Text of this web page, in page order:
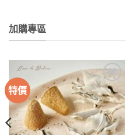
加購專區
特價
加入
收藏